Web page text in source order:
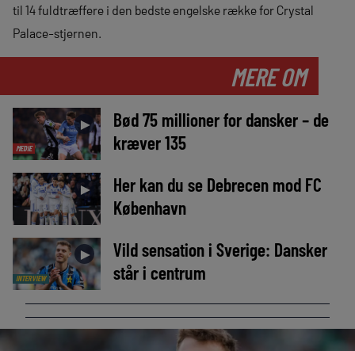
til 14 fuldtræffere i den bedste engelske række for Crystal
Palace-stjernen.
MERE OM
MEDIE
►
Bød 75 millioner for dansker – de
kræver 135
►
Her kan du se Debrecen mod FC
København
INTERVIEW
►
Vild sensation i Sverige: Dansker
står i centrum